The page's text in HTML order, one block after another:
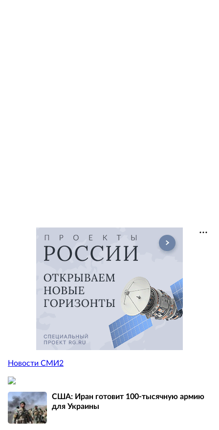
Новости СМИ2
США: Иран готовит 100-тысячную армию
для Украины